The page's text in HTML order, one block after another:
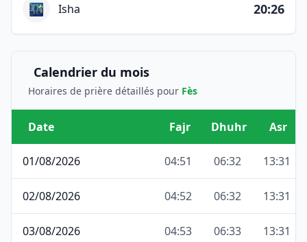
🌃 Isha 20:26
Calendrier du mois
Horaires de prière détaillés pour Fès
Date Fajr Dhuhr Asr
01/08/2026 04:51 06:32 13:31
02/08/2026 04:52 06:32 13:31
03/08/2026 04:53 06:33 13:31